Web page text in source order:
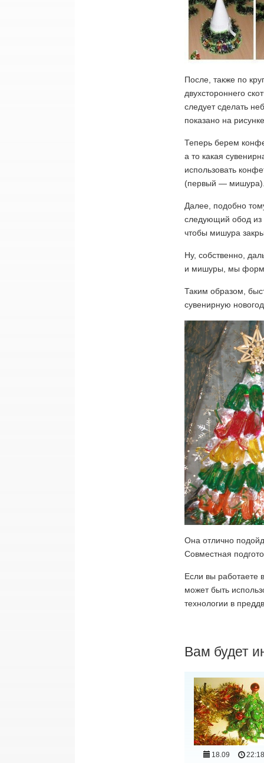
После, также по
двухстороннего
следует сделать
показано на
Теперь берем
а то какая
использовать
(первый —
Далее, подобно
следующий обод из
чтобы мишура
Ну, собственно,
и мишуры, мы
Таким образом,
сувенирную
Она отлично
Совместная
Если вы работаете
может быть
технологии в
Вам будет
18.09 22:18